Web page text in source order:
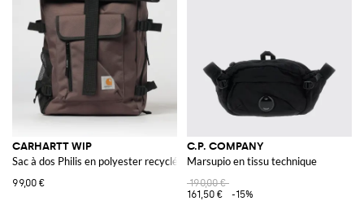
CARHARTT WIP
Sac à dos Philis en polyester recyclé
99,00 €
C.P. COMPANY
Marsupio en tissu technique
190,00 €
161,50 €
-15%